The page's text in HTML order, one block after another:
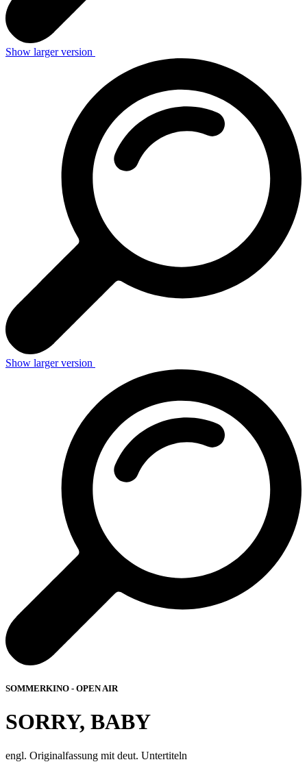
Show larger version
Show larger version
SOMMERKINO - OPEN AIR
SORRY, BABY
engl. Originalfassung mit deut. Untertiteln